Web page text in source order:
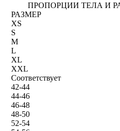
ПРОПОРЦИИ ТЕЛА И
РАЗМЕР
XS
S
M
L
XL
XXL
Соответствует
42-44
44-46
46-48
48-50
52-54